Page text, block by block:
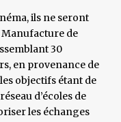
ils ne seront
Manufacture de
30
en provenance de
objectifs étant de
d’écoles de
les échanges